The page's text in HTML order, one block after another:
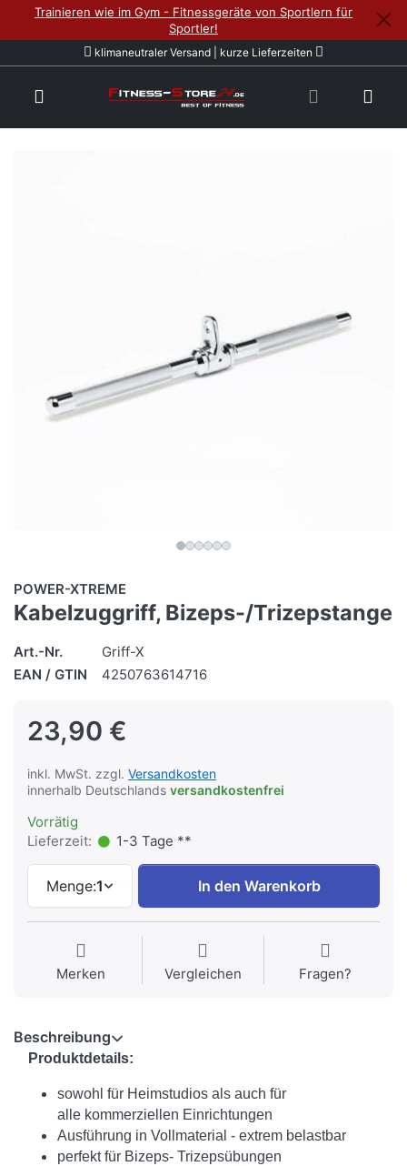
Trainieren wie im Gym - Fitnessgeräte von Sportlern für
Sportler!
klimaneutraler Versand | kurze Lieferzeiten
POWER-XTREME
Kabelzuggriff, Bizeps-/Trizepstange
Art.-Nr.
Griff-X
EAN / GTIN
4250763614716
23,90 €
inkl. MwSt. zzgl. Versandkosten
innerhalb Deutschlands versandkostenfrei
Vorrätig
Lieferzeit:
1-3 Tage **
Menge:1 In den Warenkorb
Merken Vergleichen Fragen?
Beschreibung
Produktdetails:
sowohl für Heimstudios als auch für
alle kommerziellen Einrichtungen
Ausführung in Vollmaterial - extrem belastbar
perfekt für Bizeps- Trizepsübungen